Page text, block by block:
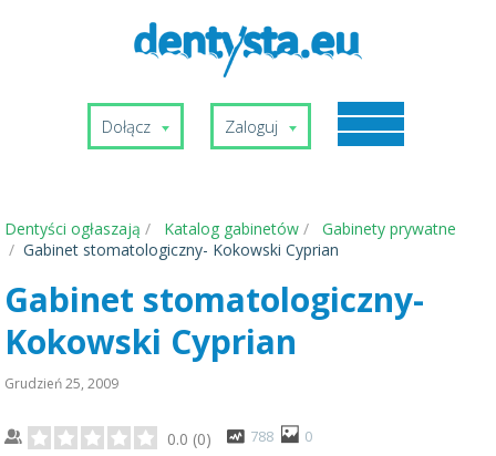
Dołącz Zaloguj
Dentyści ogłaszają Katalog gabinetów
Gabinety prywatne
Gabinet stomatologiczny- Kokowski Cyprian
Gabinet stomatologiczny-
Kokowski Cyprian
Grudzień 25, 2009
0.0 (0) 788 0